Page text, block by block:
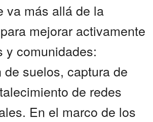
va más allá de la
mejorar activamente
y comunidades:
de suelos, captura de
de redes
En el marco de los